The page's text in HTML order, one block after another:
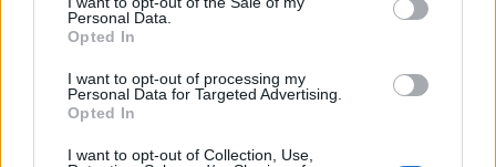
Personal Data.
Opted In
I want to opt-out of processing my
Personal Data for Targeted Advertising.
Opted In
I want to opt-out of Collection, Use,
testmagasságomhoz képest teljesen normális 58
kg-ról indultam, a betegség legmélyebb
túl bők voltak, a melleim teljesen eltűntek. A blogban
azt szeretném elmesélni, hogyan lettem beteg és